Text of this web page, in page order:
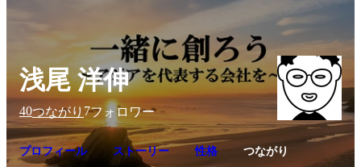
浅尾 洋伸
40つながり 7フォロワー
プロフィール ストーリー 性格 つながり